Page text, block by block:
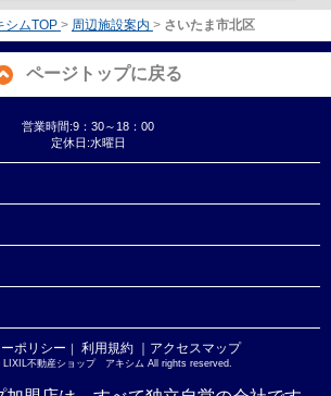
シムTOP > 周辺施設案内 > さいたま市北区
ページトップに戻る
営業時間:9：30～18：00
定休日:水曜日
ポリシー ｜ 利用規約 ｜アクセスマップ
LIXIL不動産ショップ アキシム All rights reserved.